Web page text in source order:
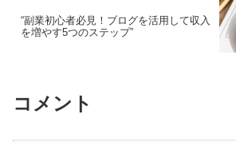
“副業初心者必見！ブログを活用して収入
を増やす5つのステップ”
コメント